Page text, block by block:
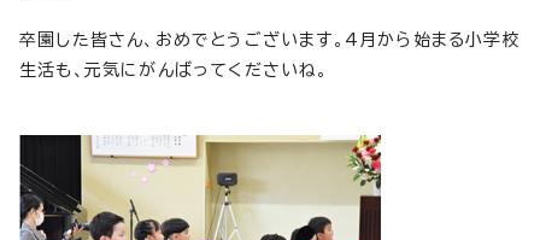
卒園した皆さん、おめでとうございます。4月から始まる小学校
生活も、元気にがんばってくださいね。